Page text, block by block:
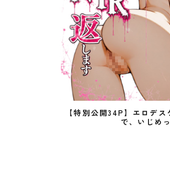
【特別公開34P】エロデ
で、いじめ